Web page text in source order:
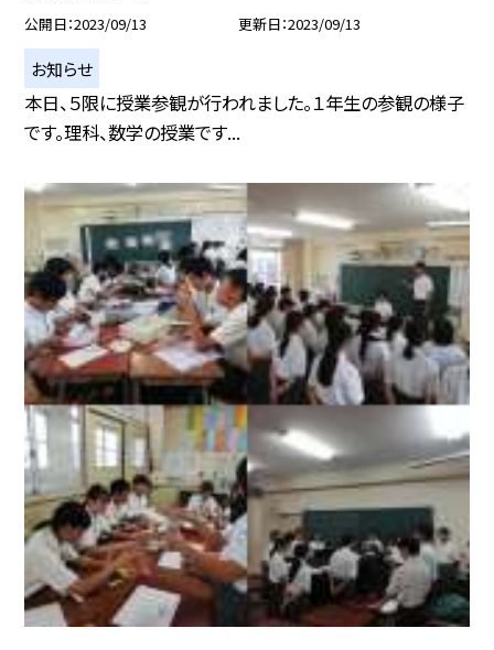
公開日 2023/09/13 更新日 2023/09/13
お知らせ
本日、５限に授業参観が行われました。１年生の参観の様子
です。理科、数学の授業です...